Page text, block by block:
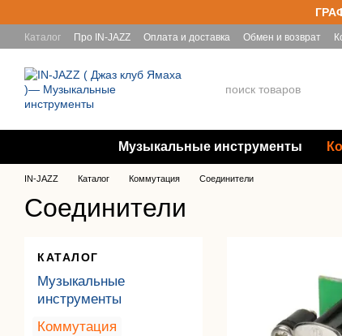
Каталог Про IN-JAZZ Оплата и доставка Обмен и возврат
Музыкальные инструменты
IN-JAZZ Каталог Коммутация Соединители
Соединители
КАТАЛОГ
Музыкальные
инструменты
Коммутация